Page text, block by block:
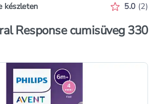
készleten 5.0 (2)
Response cumisüveg 330